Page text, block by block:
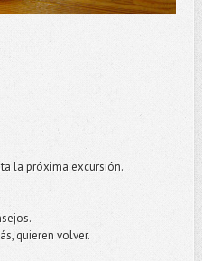
la próxima excursión.
quieren volver.